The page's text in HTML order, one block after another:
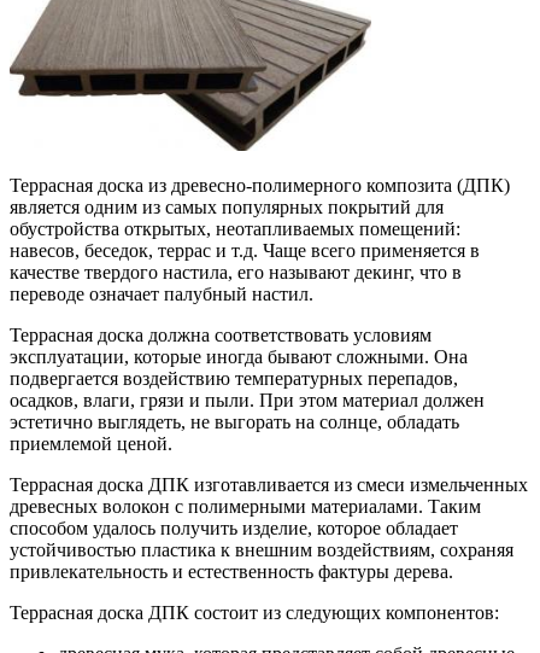
Террасная доска из древесно-полимерного композита (ДПК)
является одним из самых популярных покрытий для
обустройства открытых, неотапливаемых помещений:
навесов, беседок, террас и т.д. Чаще всего применяется в
качестве твердого настила, его называют декинг, что в
переводе означает палубный настил.
Террасная доска должна соответствовать условиям
эксплуатации, которые иногда бывают сложными. Она
подвергается воздействию температурных перепадов,
осадков, влаги, грязи и пыли. При этом материал должен
эстетично выглядеть, не выгорать на солнце, обладать
приемлемой ценой.
Террасная доска ДПК изготавливается из смеси измельченных
древесных волокон с полимерными материалами. Таким
способом удалось получить изделие, которое обладает
устойчивостью пластика к внешним воздействиям, сохраняя
привлекательность и естественность фактуры дерева.
Террасная доска ДПК состоит из следующих компонентов: